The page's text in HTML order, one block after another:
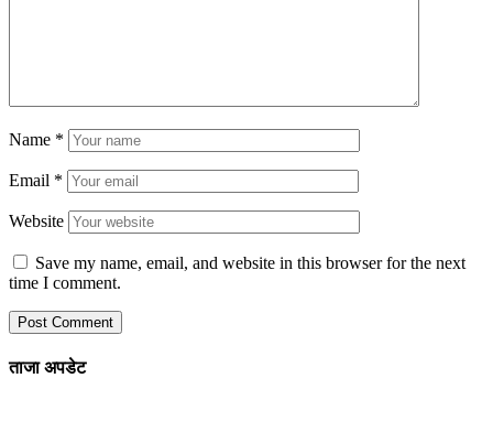
Name *
Email *
Website
Save my name, email, and website in this browser for the next
time I comment.
ताजा अपडेट